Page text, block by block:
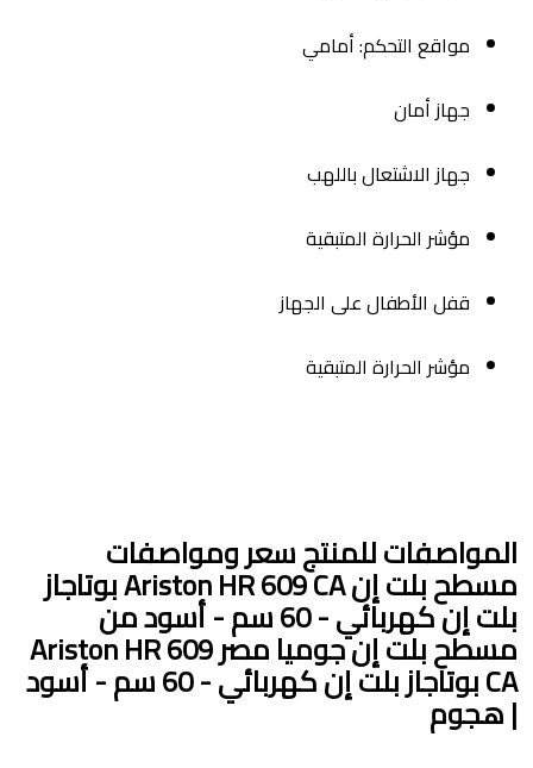
مواقع التحكم: أمامي
جهاز أمان
جهاز الاشتعال باللهب
مؤشر الحرارة المتبقية
قفل الأطفال على الجهاز
مؤشر الحرارة المتبقية
المواصفاتللمنتج سعر ومواصفات
مسطح بلت إن Ariston HR 609 CA بوتاجاز
بلت إن كهربائي - 60 سم - أسود من
مسطح بلت إن جوميا مصر Ariston HR 609
CA بوتاجاز بلت إن كهربائي - 60 سم - أسود
| هجوم